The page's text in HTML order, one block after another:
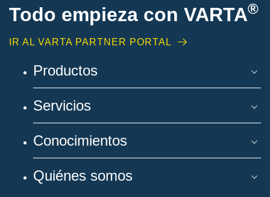
Todo empieza con VARTA®
IR AL VARTA PARTNER PORTAL
Productos
Servicios
Conocimientos
Quiénes somos